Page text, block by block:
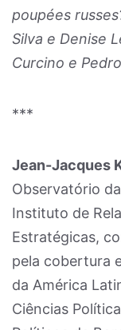
poupées
Silva e Denise
Curcino e
***
Jean-Jacques
Observatório
Instituto de
Estratégicas,
pela cobertura
da América
Ciências